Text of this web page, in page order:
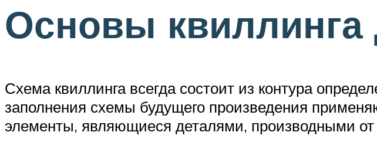
Основы
Схема квиллинга всегда состоит из контура
заполнения схемы будущего произведения
элементы, являющиеся деталями, производными